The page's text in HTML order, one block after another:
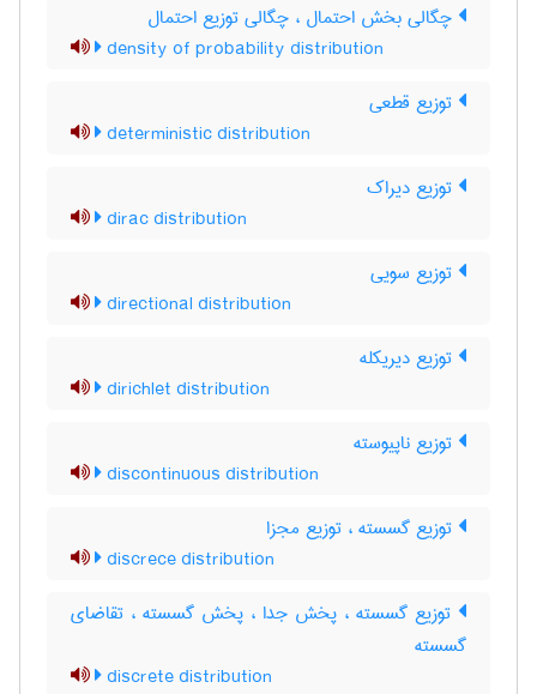
چگالی بخش احتمال ، چگالی توزیع احتمال
density of probability distribution
توزیع قطعی
deterministic distribution
توزیع دیراک
dirac distribution
توزیع سویی
directional distribution
توزیع دیریکله
dirichlet distribution
توزیع ناپیوسته
discontinuous distribution
توزیع گسسته ، توزیع مجزا
discrece distribution
توزیع گسسته ، پخش جدا ، پخش گسسته ، تقاضای
گسسته
discrete distribution